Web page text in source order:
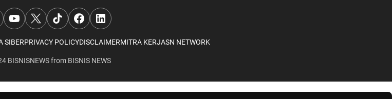
SIBERPRIVACY POLICYDISCLAIMERMITRA KERJASN NETWORK
BISNISNEWSfrom BISNIS NEWS